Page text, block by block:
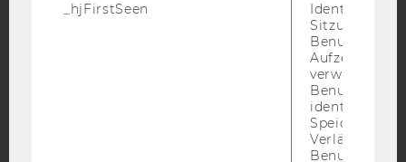
Bluesky
_hjFirstSeen
Identifiziert
Sitzung eines
Benutzers.
verwendet,
identifizieren.
Verlängert